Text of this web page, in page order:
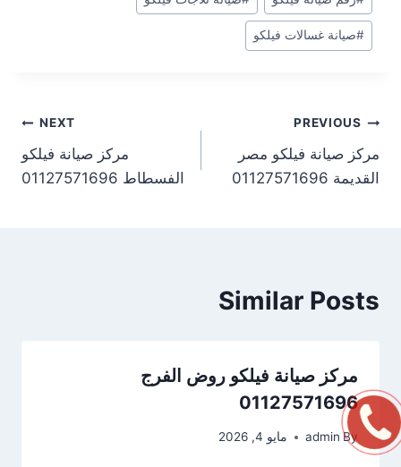
#صيانة غسالات فيلكو
PREVIOUS
مركز صيانة فيلكو مصر
القديمة 01127571696
NEXT
مركز صيانة فيلكو
الفسطاط 01127571696
Similar Posts
مركز صيانة فيلكو روض الفرج
01127571696
By
admin مايو 4, 2026